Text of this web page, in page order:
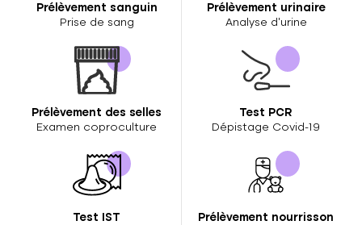
Prélèvement sanguin
Prise de sang
Prélèvement urinaire
Analyse d’urine
Prélèvement des selles
Examen coproculture
Test PCR
Dépistage Covid-19
Test IST
Prélèvement nourrisson